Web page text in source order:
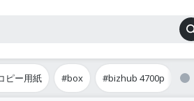
ピー用紙 #box #bizhub 4700p